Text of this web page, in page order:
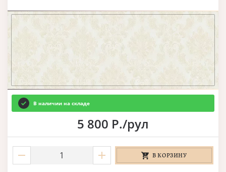
В наличии на складе
5 800 Р./рул
В КОРЗИНУ